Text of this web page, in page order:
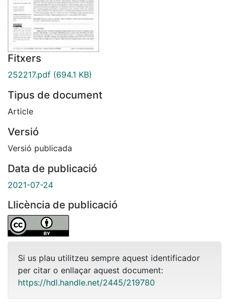
Fitxers
252217.pdf (694.1 KB)
Tipus de document
Article
Versió
Versió publicada
Data de publicació
2021-07-24
Llicència de publicació
Si us plau utilitzeu sempre aquest identificador
per citar o enllaçar aquest document:
https://hdl.handle.net/2445/219780